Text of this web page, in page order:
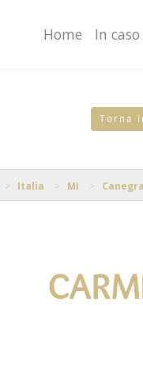
Home In
Torna
Italia MI
cookie necessari
la